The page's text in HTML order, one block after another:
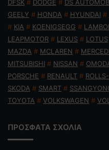
DFSK # DODGE # DS
GEELY # HONDA # HYUNDAI #
# KIA # KOENIGSEGG #
LEAPMOTOR # LEXUS # LOTUS
MAZDA # MCLAREN #
MITSUBISHI # NISSAN #
PORSCHE # RENAULT #
SKODA # SMART #
TOYOTA # VOLKSWAGEN #
ΠΡΟΣΦΑΤΑ ΣΧΟΛΙΑ